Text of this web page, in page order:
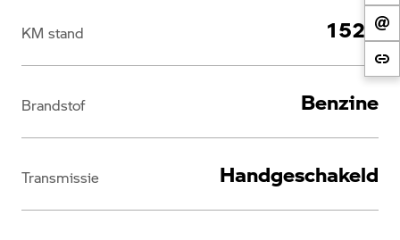
1525
KM stand
Benzine
Brandstof
Handgeschakeld
Transmissie